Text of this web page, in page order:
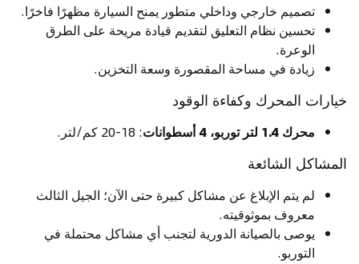
تصميم خارجي وداخلي متطور يمنح السيارة مظهرًا فاخرًا.
تحسين نظام التعليق لتقديم قيادة مريحة على الطرق
الوعرة.
زيادة في مساحة المقصورة وسعة التخزين.
خيارات المحرك وكفاءة الوقود
محرك 1.4 لتر توربو، 4 أسطوانات : 18-20 كم/لتر.
المشاكل الشائعة
لم يتم الإبلاغ عن مشاكل كبيرة حتى الآن؛ الجيل الثالث
معروف بموثوقيته.
يوصى بالصيانة الدورية لتجنب أي مشاكل محتملة في
التوربو.